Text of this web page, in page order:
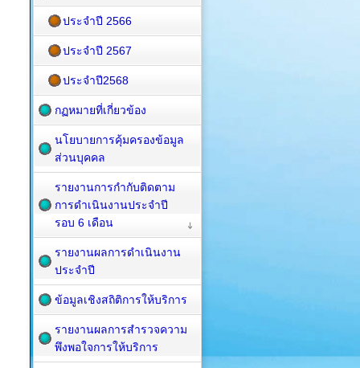
ประจำปี 2566
ประจำปี 2567
ประจำปี2568
กฏหมายที่เกี่ยวข้อง
นโยบายการคุ้มครองข้อมูล
ส่วนบุคคล
รายงานการกำกับติดตาม
การดำเนินงานประจำปี
รอบ 6 เดือน
รายงานผลการดำเนินงาน
ประจำปี
ข้อมูลเชิงสถิติการให้บริการ
รายงานผลการสำรวจความ
พึงพอใจการให้บริการ